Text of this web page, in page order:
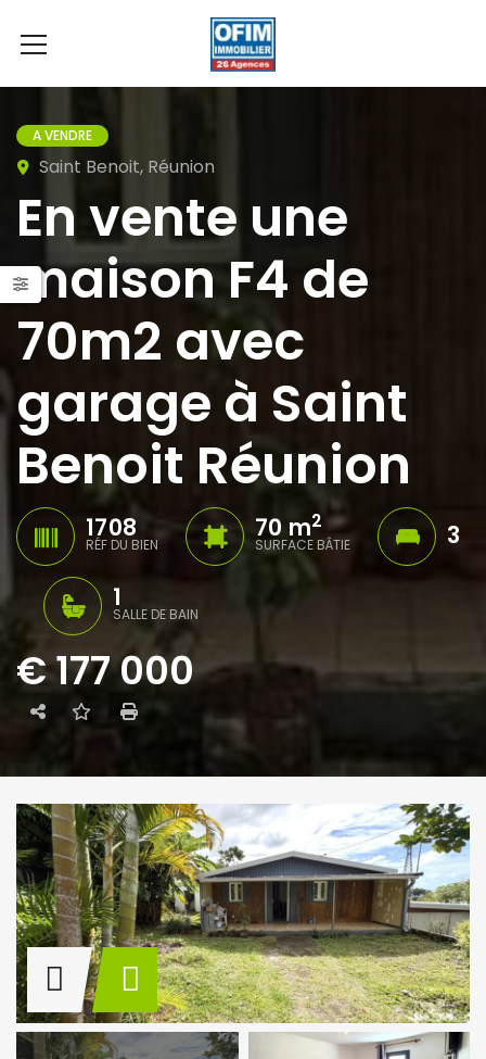
A VENDRE
Saint Benoit, Réunion
En vente une
maison F4 de
70m2 avec
garage à Saint
Benoit Réunion
1708
RÉF DU BIEN
70 m2
SURFACE BÂTIE
3
1
SALLE DE BAIN
€ 177 000